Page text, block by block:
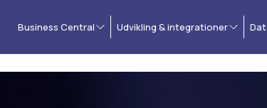
Business Central Udvikling & integrationer